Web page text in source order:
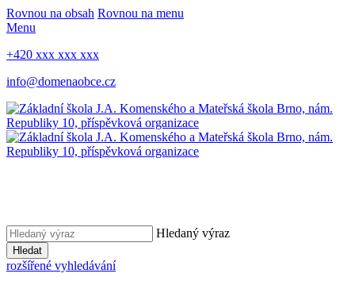
Rovnou na obsah Rovnou na menu
Menu
+420 xxx xxx xxx
info@domenaobce.cz
Hledaný výraz
Hledat
rozšířené vyhledávání